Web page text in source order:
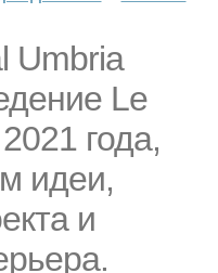
Umbria
Le
года,
идеи,
и